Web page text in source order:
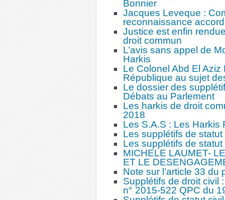
Bonnier
Jacques Leveque :
reconnaissance
Justice est enfin
droit commun
L’avis sans appel de
Harkis
Le Colonel Abd El
République au sujet
Le dossier des
Débats au Parlement
Les harkis de droit
2018
Les S.A.S : Les Harkis
Les supplétifs de
Les supplétifs de
MICHELE LAUMET-
ET LE
Note sur l’article 33 du
Supplétifs de droit civil
n° 2015-522 QPC du